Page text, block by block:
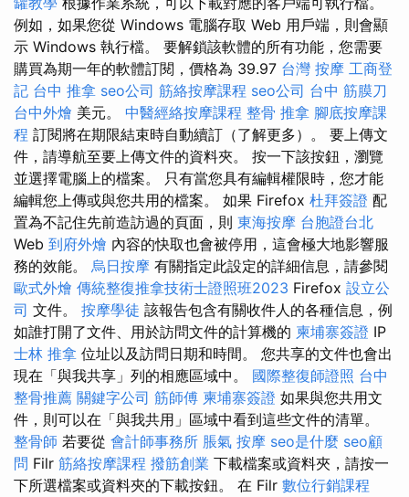
例如，如果您從 Windows 電腦存取 Web 用戶端，則會顯
示 Windows 執行檔。 要解鎖該軟體的所有功能，您需要
購買為期一年的軟體訂閱，價格為 39.97 台灣 按摩 工商登
記 台中 推拿 seo公司 筋絡按摩課程 seo公司 台中 筋膜刀
台中外燴 美元。 中醫經絡按摩課程 整骨 推拿 腳底按摩課
程 訂閱將在期限結束時自動續訂（了解更多）。 要上傳文
件，請導航至要上傳文件的資料夾。 按一下該按鈕，瀏覽
並選擇電腦上的檔案。 只有當您具有編輯權限時，您才能
編輯您上傳或與您共用的檔案。 如果 Firefox 杜拜簽證 配
置為不記住先前造訪過的頁面，則 東海按摩 台胞證台北
Web 到府外燴 內容的快取也會被停用，這會極大地影響服
務的效能。 烏日按摩 有關指定此設定的詳細信息，請參閱
歐式外燴 傳統整復推拿技術士證照班2023 Firefox 設立公
司 文件。 按摩學徒 該報告包含有關收件人的各種信息，例
如誰打開了文件、用於訪問文件的計算機的 柬埔寨簽證 IP
士林 推拿 位址以及訪問日期和時間。 您共享的文件也會出
現在「與我共享」列的相應區域中。 國際整復師證照 台中
整骨推薦 關鍵字公司 筋師傅 柬埔寨簽證 如果與您共用文
件，則可以在「與我共用」區域中看到這些文件的清單。
整骨師 若要從 會計師事務所 脹氣 按摩 seo是什麼 seo顧
問 Filr 筋絡按摩課程 撥筋創業 下載檔案或資料夾，請按一
下所選檔案或資料夾的下載按鈕。 在 Filr 數位行銷課程